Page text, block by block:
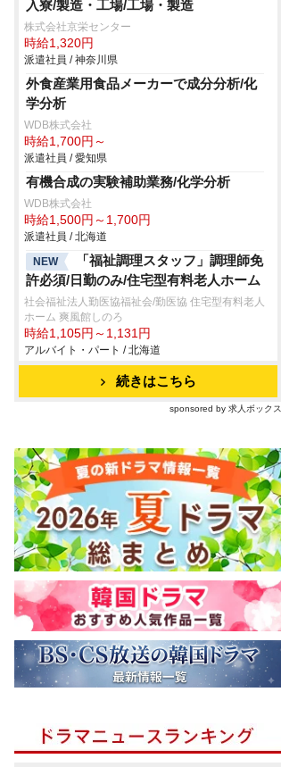
入寮/製造・工場/工場・製造
株式会社京栄センター
時給1,320円
派遣社員 / 神奈川県
外食産業用食品メーカーで成分分析/化
学分析
WDB株式会社
時給1,700円～
派遣社員 / 愛知県
有機合成の実験補助業務/化学分析
WDB株式会社
時給1,500円～1,700円
派遣社員 / 北海道
NEW
「福祉調理スタッフ」調理師免
許必須/日勤のみ/住宅型有料老人ホーム
社会福祉法人勤医協福祉会/勤医協 住宅型有料老人
ホーム 爽風館しのろ
時給1,105円～1,131円
アルバイト・パート / 北海道
続きはこちら
sponsored by 求人ボックス